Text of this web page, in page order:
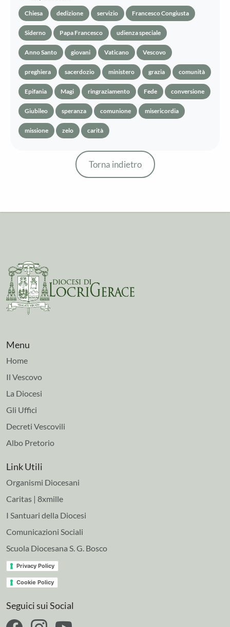
Chiesa dedizione servizio Francesco Congiusta
Siderno Papa Francesco udienza speciale
Anno Santo giovani Vaticano Vescovo
preghiera sacerdozio ministero grazia comunità
Epifania Magi ringraziamento Fede conversione
Giubileo speranza comunione misericordia
missione zelo carità
Torna indietro
Menu
Home
Il Vescovo
La Diocesi
Gli Uffici
Decreti Vescovili
Albo Pretorio
Link Utili
Organismi Diocesani
Caritas | 8xmille
I Santuari della Diocesi
Comunicazioni Sociali
Scuola Diocesana S. G. Bosco
Privacy Policy
Cookie Policy
Seguici sui Social